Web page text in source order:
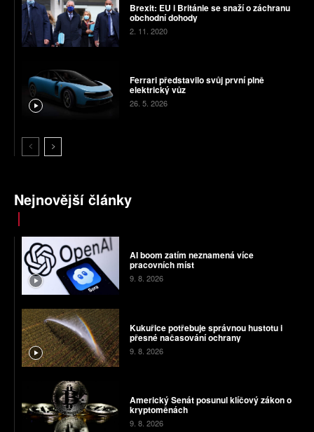
Brexit: EU i Británie se snaží o záchranu
obchodní dohody
2. 11. 2020
Ferrari představilo svůj první plně
elektrický vůz
26. 5. 2026
Nejnovější články
AI boom zatím neznamená více
pracovních míst
9. 8. 2026
Kukuřice potřebuje správnou hustotu i
přesné načasování ochrany
9. 8. 2026
Americký Senát posunul klíčový zákon o
kryptoměnách
9. 8. 2026